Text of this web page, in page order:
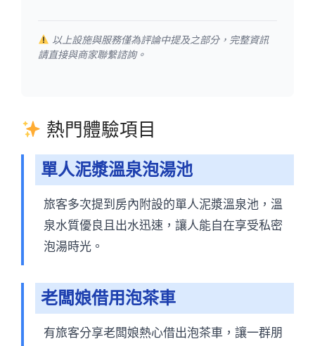
以上設施與服務僅為評論中提及之部分，完整資訊
請直接與商家聯繫諮詢。
熱門體驗項目
單人泥漿溫泉泡湯池
旅客多次提到房內附設的單人泥漿溫泉池，溫
泉水質優良且出水迅速，讓人能自在享受私密
泡湯時光。
老闆娘借用泡茶車
有旅客分享老闆娘熱心借出泡茶車，讓一群朋